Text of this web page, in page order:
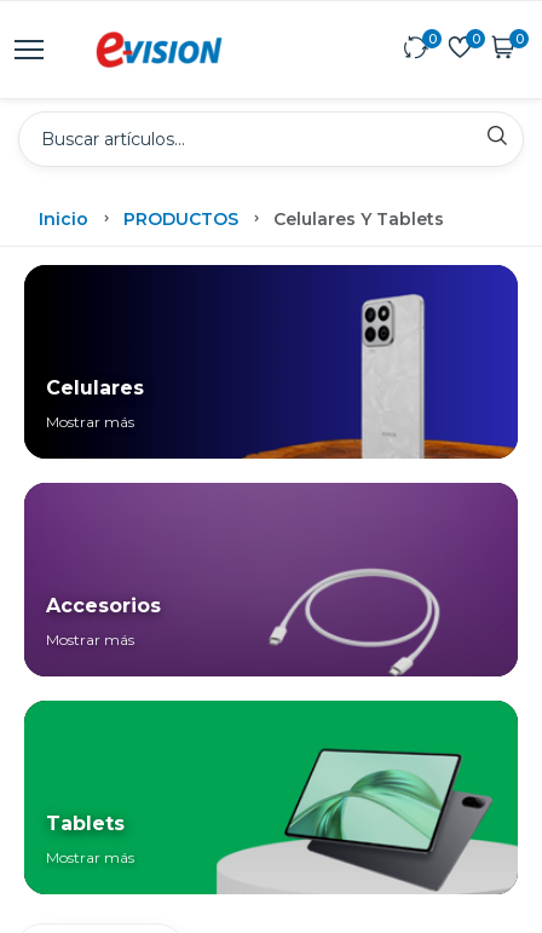
0 0 0
Inicio PRODUCTOS Celulares Y Tablets
Celulares
Mostrar más
Accesorios
Mostrar más
Tablets
Mostrar más